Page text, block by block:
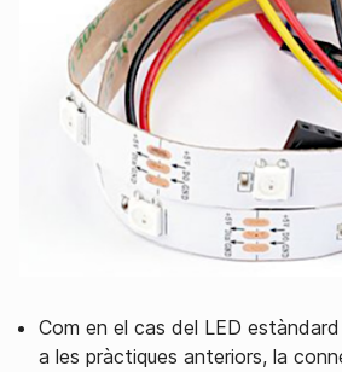
Com en el cas del LED
a les pràctiques anteriors, la